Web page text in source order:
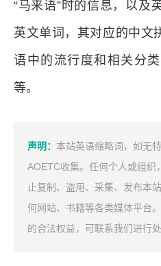
“马来语”时的信息，以及
英文单词，其对应的中文
语中的流行度和相关分
等。
声明： 本站英语缩略词，如无
AOETC收集。任何个人或组织
止复制、盗用、采集、发布本
何网站、书籍等各类媒体平台
的合法权益，可联系我们进行处